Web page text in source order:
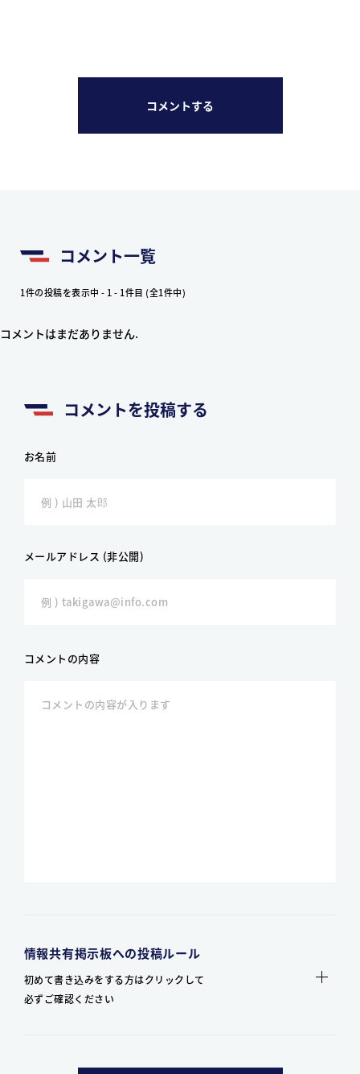
コメントする
コメント一覧
1件の投稿を表示中 - 1 - 1件目 (全1件中)
コメントはまだありません.
コメントを投稿する
お名前
メールアドレス (非公開)
コメントの内容
情報共有掲示板への投稿ルール
初めて書き込みをする方はクリックして
必ずご確認ください